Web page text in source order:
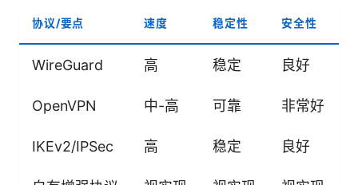
协议/要点 速度 稳定性 安全性
WireGuard 高 稳定 良好
OpenVPN 中-高 可靠 非常好
IKEv2/IPSec 高 稳定 良好